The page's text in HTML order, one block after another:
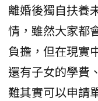
離婚後獨自扶養
情，雖然大家都
負擔，但在現實
還有子女的學費
難其實可以申請